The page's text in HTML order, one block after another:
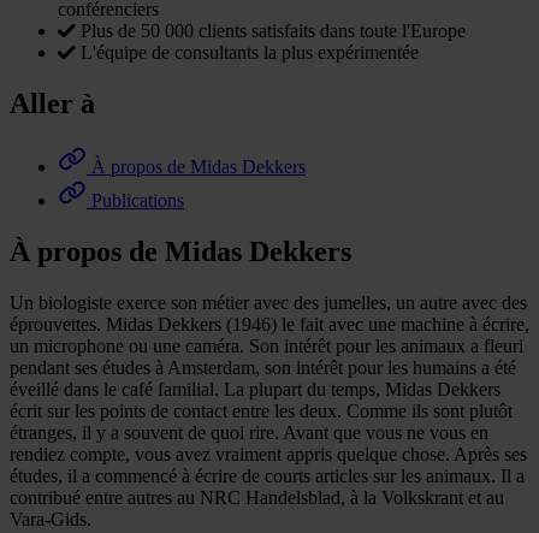
conférenciers
Plus de 50 000 clients satisfaits dans toute l'Europe
L'équipe de consultants la plus expérimentée
Aller à
À propos de Midas Dekkers
Publications
À propos de Midas Dekkers
Un biologiste exerce son métier avec des jumelles, un autre avec des
éprouvettes. Midas Dekkers (1946) le fait avec une machine à écrire,
un microphone ou une caméra. Son intérêt pour les animaux a fleuri
pendant ses études à Amsterdam, son intérêt pour les humains a été
éveillé dans le café familial. La plupart du temps, Midas Dekkers
écrit sur les points de contact entre les deux. Comme ils sont plutôt
étranges, il y a souvent de quoi rire. Avant que vous ne vous en
rendiez compte, vous avez vraiment appris quelque chose. Après ses
études, il a commencé à écrire de courts articles sur les animaux. Il a
contribué entre autres au NRC Handelsblad, à la Volkskrant et au
Vara-Gids.